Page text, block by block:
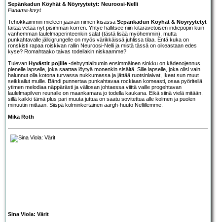
Sepänkadun Köyhät & Nöyryytetyt: Neuroosi-Nelli
Panama-levyt
Tehokkaimmin mieleen jäävän nimen kisassa Sepänkadun Köyhät & Nöyryytetyt
taitaa vetää nyt pisimmän korren. Yhtye hallitsee niin kitaravetoisen indiepopin kuin
vanhemman laulelmaperinteenkin salat (tästä lisää myöhemmin), mutta
punkahtavalle jälkigrungelle on myös värikkäissä juhlissa tilaa. Entä kuka on
ronskisti rapaa roiskivan rallin Neuroosi-Nelli ja mistä tässä on oikeastaan edes
kyse? Romahtaako taivas todellakin niskaamme?
Tulevan Hyvästit pojille -debyyttialbumin ensimmäinen sinkku on kädenojennus
pienelle lapselle, joka saattaa löytyä monenkin sisältä. Sille lapselle, joka olisi vain
halunnut olla kotona turvassa nukkumassa ja jättää ruotsinlaivat, Ikeat sun muut
seikkailut muille. Bändi punnertaa punkahtavaa rockiaan komeasti, osaa pyöritellä
ytimen melodiaa näppärästi ja väliosan johtaessa viittä vaille progehtavan
laulelmapilven reunalle on maankamara jo todella kaukana. Eikä siinä vielä mitään,
sillä kaikki tämä plus pari muuta juttua on saatu sovitettua alle kolmen ja puolen
minuutin mittaan. Siispä kolminkertainen aargh-huuto Nellillemme.
Mika Roth
Sina Viola: Värit